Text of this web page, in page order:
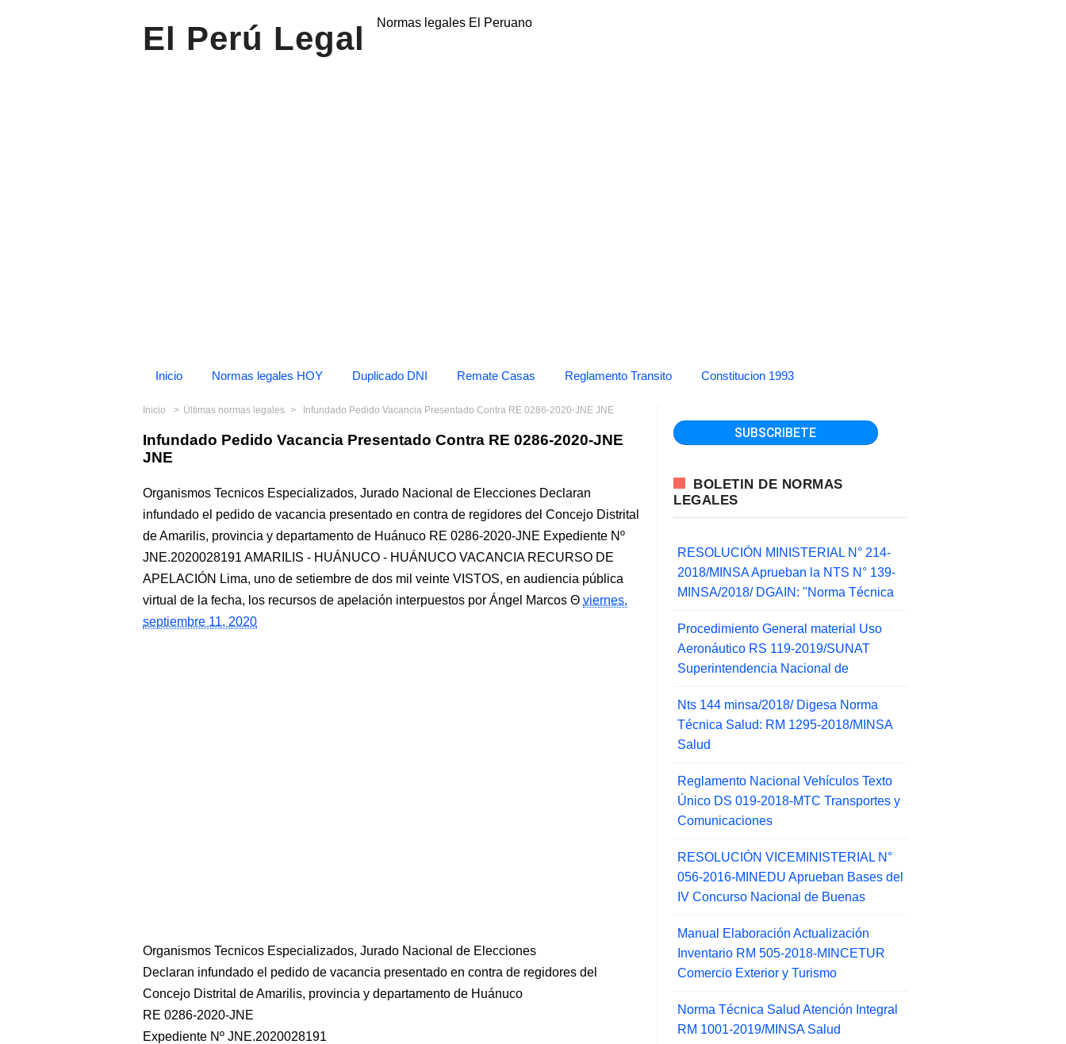
El Perú Legal Normas legales El Peruano
Inicio Normas legales HOY Duplicado DNI Remate Casas Reglamento Transito Constitucion 1993
Inicio Últimas normas legales Infundado Pedido Vacancia Presentado Contra RE 0286-2020-JNE JNE
Infundado Pedido Vacancia Presentado Contra RE 0286-2020-JNE
JNE
Organismos Tecnicos Especializados, Jurado Nacional de Elecciones Declaran
infundado el pedido de vacancia presentado en contra de regidores del Concejo Distrital
de Amarilis, provincia y departamento de Huánuco RE 0286-2020-JNE Expediente Nº
JNE.2020028191 AMARILIS - HUÁNUCO - HUÁNUCO VACANCIA RECURSO DE
APELACIÓN Lima, uno de setiembre de dos mil veinte VISTOS, en audiencia pública
virtual de la fecha, los recursos de apelación interpuestos por Ángel Marcos
viernes,
septiembre 11, 2020
Organismos Tecnicos Especializados, Jurado Nacional de Elecciones
Declaran infundado el pedido de vacancia presentado en contra de regidores del
Concejo Distrital de Amarilis, provincia y departamento de Huánuco
RE 0286-2020-JNE
Expediente Nº JNE.2020028191
BOLETIN DE NORMAS
LEGALES
RESOLUCIÓN MINISTERIAL N° 214-
2018/MINSA Aprueban la NTS N° 139-
MINSA/2018/ DGAIN: "Norma Técnica
Procedimiento General material Uso
Aeronáutico RS 119-2019/SUNAT
Superintendencia Nacional de
Nts 144 minsa/2018/ Digesa Norma
Técnica Salud: RM 1295-2018/MINSA
Salud
Reglamento Nacional Vehículos Texto
Único DS 019-2018-MTC Transportes y
Comunicaciones
RESOLUCIÓN VICEMINISTERIAL N°
056-2016-MINEDU Aprueban Bases del
IV Concurso Nacional de Buenas
Manual Elaboración Actualización
Inventario RM 505-2018-MINCETUR
Comercio Exterior y Turismo
Norma Técnica Salud Atención Integral
RM 1001-2019/MINSA Salud